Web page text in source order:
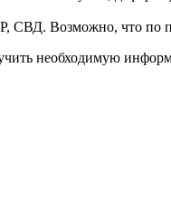
СВД. Возможно, что по
необходимую